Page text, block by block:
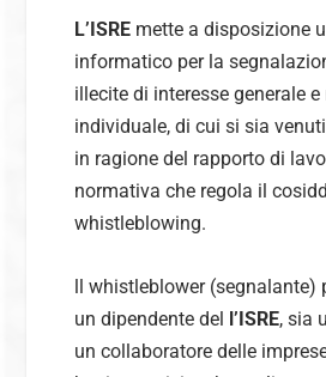
L’ISRE mette a disposizione
informatico per la
illecite di interesse generale
individuale, di cui si sia
in ragione del rapporto di
normativa che regola il
whistleblowing.
ll whistleblower (segnalante)
un dipendente del l’ISRE, sia
un collaboratore delle